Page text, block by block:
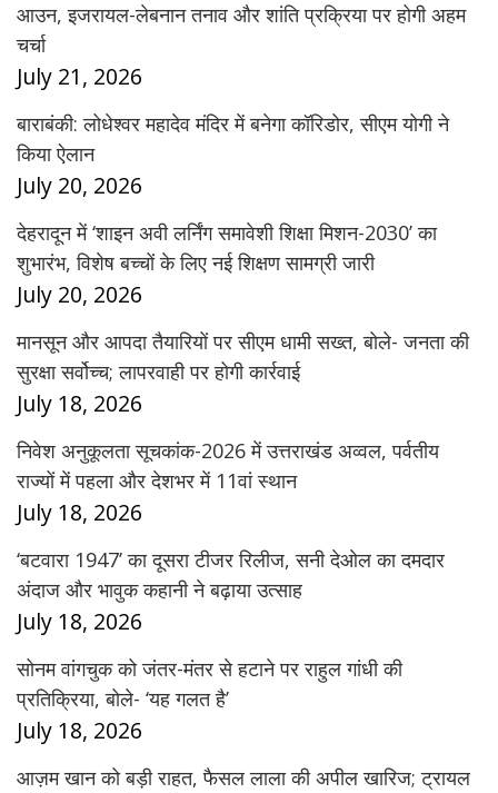
आउन, इजरायल-लेबनान तनाव और शांति प्रक्रिया पर होगी अहम
चर्चा
July 21, 2026
बाराबंकी: लोधेश्वर महादेव मंदिर में बनेगा कॉरिडोर, सीएम योगी ने
किया ऐलान
July 20, 2026
देहरादून में ‘शाइन अवी लर्निंग समावेशी शिक्षा मिशन-2030’ का
शुभारंभ, विशेष बच्चों के लिए नई शिक्षण सामग्री जारी
July 20, 2026
मानसून और आपदा तैयारियों पर सीएम धामी सख्त, बोले- जनता की
सुरक्षा सर्वोच्च; लापरवाही पर होगी कार्रवाई
July 18, 2026
निवेश अनुकूलता सूचकांक-2026 में उत्तराखंड अव्वल, पर्वतीय
राज्यों में पहला और देशभर में 11वां स्थान
July 18, 2026
‘बटवारा 1947’ का दूसरा टीजर रिलीज, सनी देओल का दमदार
अंदाज और भावुक कहानी ने बढ़ाया उत्साह
July 18, 2026
सोनम वांगचुक को जंतर-मंतर से हटाने पर राहुल गांधी की
प्रतिक्रिया, बोले- ‘यह गलत है’
July 18, 2026
आज़म खान को बड़ी राहत, फैसल लाला की अपील खारिज; ट्रायल